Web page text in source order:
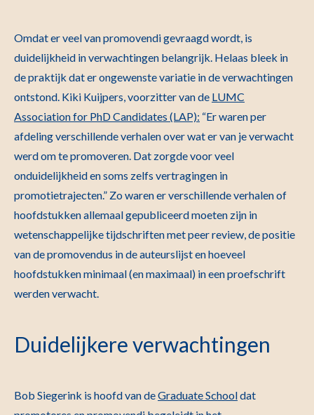
Omdat er veel van promovendi gevraagd wordt, is
duidelijkheid in verwachtingen belangrijk. Helaas bleek in
de praktijk dat er ongewenste variatie in de verwachtingen
ontstond. Kiki Kuijpers, voorzitter van de LUMC
Association for PhD Candidates (LAP): “Er waren per
afdeling verschillende verhalen over wat er van je verwacht
werd om te promoveren. Dat zorgde voor veel
onduidelijkheid en soms zelfs vertragingen in
promotietrajecten.” Zo waren er verschillende verhalen of
hoofdstukken allemaal gepubliceerd moeten zijn in
wetenschappelijke tijdschriften met peer review, de positie
van de promovendus in de auteurslijst en hoeveel
hoofdstukken minimaal (en maximaal) in een proefschrift
werden verwacht.
Duidelijkere verwachtingen
Bob Siegerink is hoofd van deGraduate Schooldat